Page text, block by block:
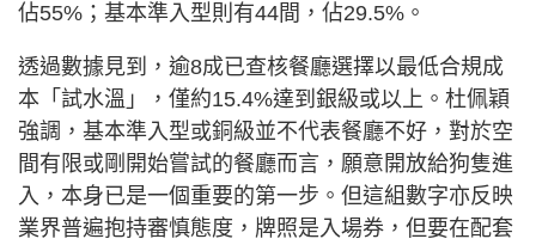
佔55%；基本準入型則有44間，佔29.5%。
透過數據見到，逾8成已查核餐廳選擇以最低合規成
本「試水溫」，僅約15.4%達到銀級或以上。杜佩穎
強調，基本準入型或銅級並不代表餐廳不好，對於空
間有限或剛開始嘗試的餐廳而言，願意開放給狗隻進
入，本身已是一個重要的第一步。但這組數字亦反映
業界普遍抱持審慎態度，牌照是入場券，但要在配套